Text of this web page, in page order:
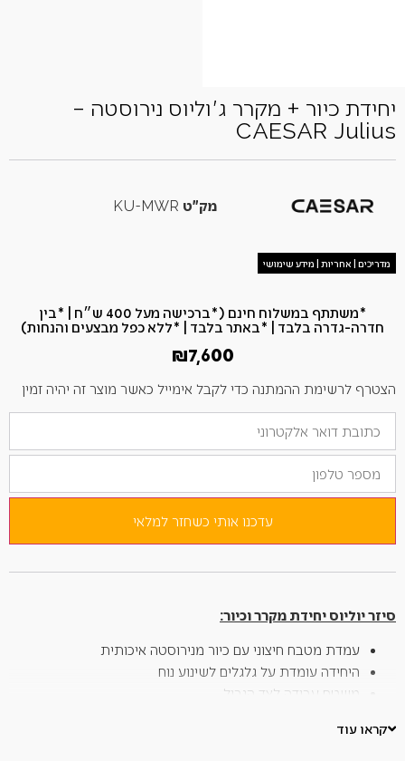
יחידת כיור + מקרר ג'וליוס נירוסטה –
CAESAR Julius
מק"ט
מדריכים | אחריות | מידע שימושי
*משתתף במשלוח חינם (*ברכישה מעל 400 ש״ח​ | *בין
חדרה-גדרה בלבד | *באתר בלבד | *ללא כפל מבצעים והנחות)
₪7,600
הצטרף לרשימת ההמתנה כדי לקבל אימייל כאשר מוצר זה יהיה זמין
הזן
את
כתובת
הדוא"ל
שלך
כדי
למוצר
מספר
טלפון
עדכנו אותי כשחזר למלאי
סיזר יוליוס יחידת מקרר וכיור:
עמדת מטבח חיצוני עם כיור מנירוסטה איכותית
היחידה עומדת על גלגלים לשינוע נוח
משטח עבודה לצד הגריל
קראו עוד